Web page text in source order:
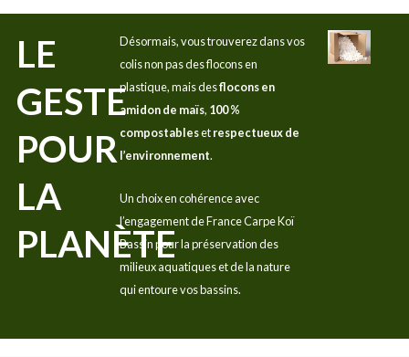
LE
GESTE
POUR
LA
PLANÈTE
Désormais, vous trouverez dans vos
colis non pas des flocons en
plastique, mais desflocons en
amidon de maïs, 100 %
compostablesetrespectueux de
l’environnement.
Un choix en cohérence avec
l’engagement de France Carpe Koï
Bassin pour la préservation des
milieux aquatiques et de la nature
qui entoure vos bassins.